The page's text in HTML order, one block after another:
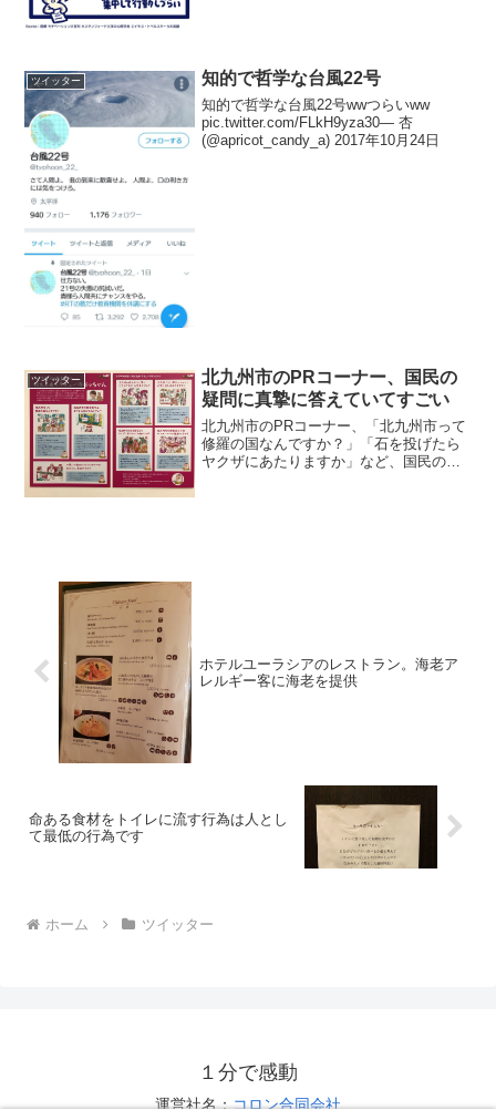
ツイッター 知的で哲学な台風22号
知的で哲学な台風22号wwつらいww
pic.twitter.com/FLkH9yza30— 杏
(@apricot_candy_a) 2017年10月24日
ツイッター
北九州市のPRコーナー、国民の
疑問に真摯に答えていてすごい
北九州市のPRコーナー、「北九州市って
修羅の国なんですか？」「石を投げたら
ヤクザにあたりますか」など、国民の疑
ホテルユーラシアのレストラン。海老ア
レルギー客に海老を提供
命ある食材をトイレに流す行為は人とし
て最低の行為です
ホーム ツイッター
１分で感動
運営社名：コロン合同会社